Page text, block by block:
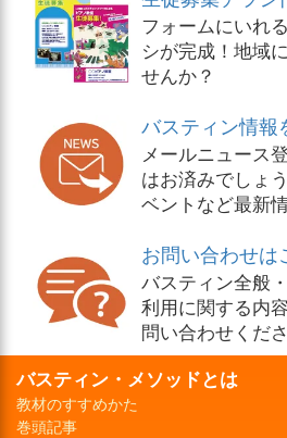
フォームにいれ
シが完成！地域
せんか？
バスティン情報
メールニュース
はお済みでしょ
ベントなど最新
お問い合わせは
バスティン全般
利用に関する内
問い合わせくださ
バスティン・メソッドとは
教材のすすめかた
巻頭記事